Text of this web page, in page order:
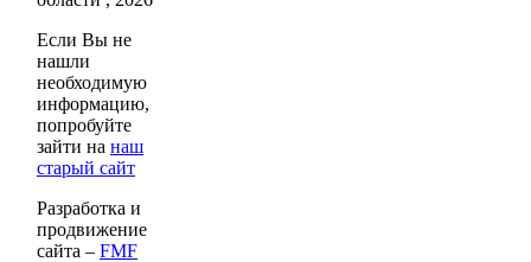
Если Вы не
нашли
необходимую
информацию,
попробуйте
зайти на наш
старый сайт
Разработка и
продвижение
сайта – FMF